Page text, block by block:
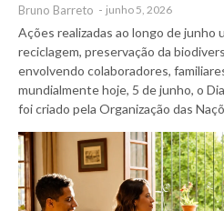
Bruno Barreto - junho 5, 2026
Ações realizadas ao longo de junho
reciclagem, preservação da
envolvendo colaboradores,
mundialmente hoje, 5 de junho, o
foi criado pela Organização das